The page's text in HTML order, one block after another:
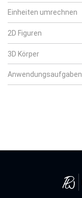
Einheiten umrechnen
2D Figuren
3D Körper
Anwendungsaufgaben